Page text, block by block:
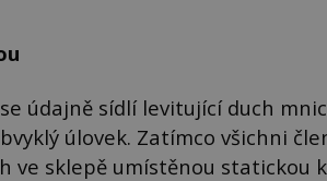
údajně sídlí levitující duch
úlovek. Zatímco všichni
ve sklepě umístěnou statickou